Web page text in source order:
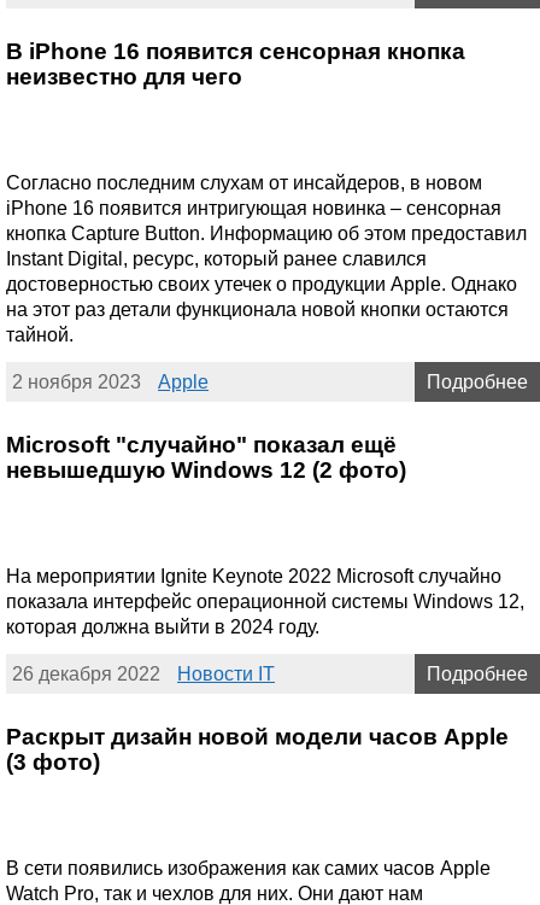
В iPhone 16 появится сенсорная кнопка
неизвестно для чего
Согласно последним слухам от инсайдеров, в новом
iPhone 16 появится интригующая новинка – сенсорная
кнопка Capture Button. Информацию об этом предоставил
Instant Digital, ресурс, который ранее славился
достоверностью своих утечек о продукции Apple. Однако
на этот раз детали функционала новой кнопки остаются
тайной.
2 ноября 2023 Apple Подробнее
Microsoft "случайно" показал ещё
невышедшую Windows 12 (2 фото)
На мероприятии Ignite Keynote 2022 Microsoft случайно
показала интерфейс операционной системы Windows 12,
которая должна выйти в 2024 году.
26 декабря 2022 Новости IT Подробнее
Раскрыт дизайн новой модели часов Apple
(3 фото)
В сети появились изображения как самих часов Apple
Watch Pro, так и чехлов для них. Они дают нам